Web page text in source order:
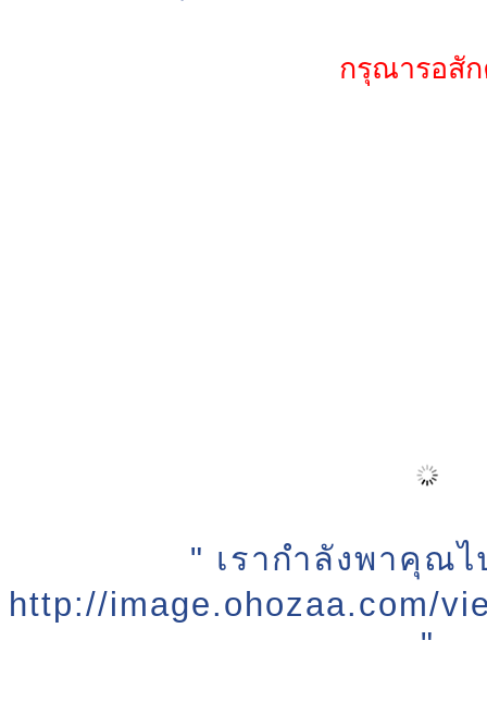
กรุณารอสั
" เรากำลังพาคุณไ
http://image.ohozaa.com/
"